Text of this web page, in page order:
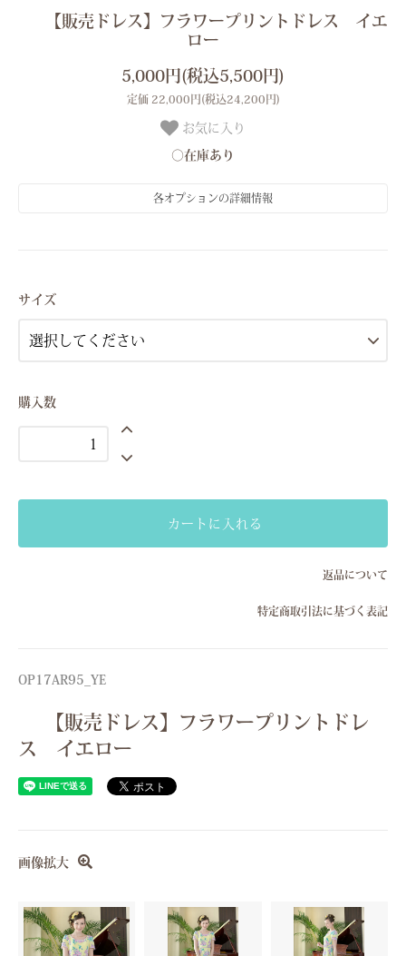
【販売ドレス】フラワープリントドレス イエ
ロー
5,000円(税込5,500円)
定価 22,000円(税込24,200円)
お気に入り
○在庫あり
各オプションの詳細情報
サイズ
購入数
カートに入れる
返品について
特定商取引法に基づく表記
OP17AR95_YE
【販売ドレス】フラワープリントドレ
ス イエロー
画像拡大